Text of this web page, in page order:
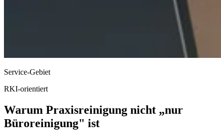
Service-Gebiet
RKI-orientiert
Warum Praxisreinigung nicht „nur
Büroreinigung" ist